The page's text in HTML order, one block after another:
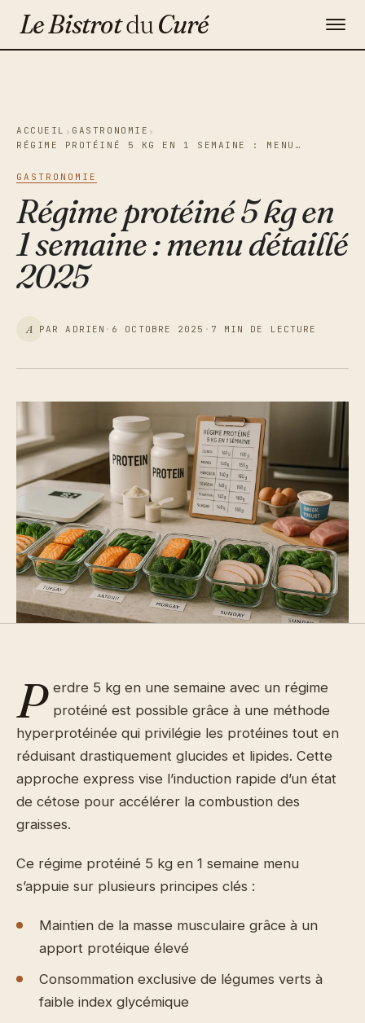
Le BistrotduCuré
Maison & Décoration
Contact
Newsletter
ACCUEIL › GASTRONOMIE ›
RÉGIME PROTÉINÉ 5 KG EN 1 SEMAINE : MENU…
GASTRONOMIE
Régime protéiné 5 kg en
1 semaine : menu détaillé
2025
A PAR ADRIEN · 6 OCTOBRE 2025 · 7 MIN DE LECTURE
P erdre 5 kg en une semaine avec un régime
protéiné est possible grâce à une méthode
hyperprotéinée qui privilégie les protéines tout en
réduisant drastiquement glucides et lipides. Cette
approche express vise l’induction rapide d’un état
de cétose pour accélérer la combustion des
graisses.
Ce régime protéiné 5 kg en 1 semaine menu
s’appuie sur plusieurs principes clés :
Maintien de la masse musculaire grâce à un
apport protéique élevé
Consommation exclusive de légumes verts à
faible index glycémique